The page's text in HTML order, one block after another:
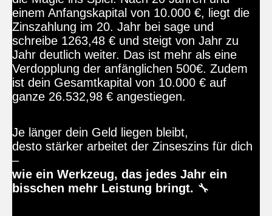
einem Anfangskapital von 10.000 €, liegt die
Zinszahlung im 20. Jahr bei sage und
schreibe 1263,48 € und steigt von Jahr zu
Jahr deutlich weiter. Das ist mehr als eine
Verdopplung der anfänglichen 500€. Zudem
ist dein Gesamtkapital von 10.000 € auf
ganze 26.532,98 € angestiegen.
Je länger dein Geld liegen bleibt,
desto stärker arbeitet der Zinseszins für dich
–
wie ein Werkzeug, das jedes Jahr ein
bisschen mehr Leistung bringt. 🔧